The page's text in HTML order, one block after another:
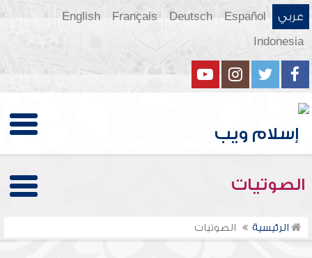
عربي Español
Deutsch
Français
English
Indonesia
الصوتيات
الرئيسية الصوتيات